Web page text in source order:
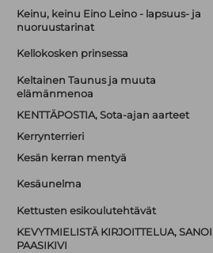
Keinu, keinu Eino Leino - lapsuus- ja
nuoruustarinat
Kellokosken prinsessa
Keltainen Taunus ja muuta
elämänmenoa
KENTTÄPOSTIA, Sota-ajan aarteet
Kerrynterrieri
Kesän kerran mentyä
Kesäunelma
Kettusten esikoulutehtävät
KEVYTMIELISTÄ KIRJOITTELUA, SANOI
PAASIKIVI